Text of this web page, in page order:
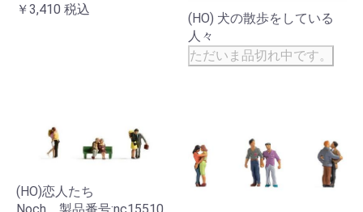
￥3,410 税込
(HO) 犬の散歩をしている
人々
ただいま品切れ中です。
(HO)恋人たち